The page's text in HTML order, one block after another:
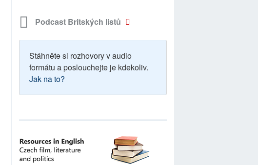
Podcast Britských listů
Stáhněte si rozhovory v audio
formátu a poslouchejte je kdekoliv.
Jak na to?